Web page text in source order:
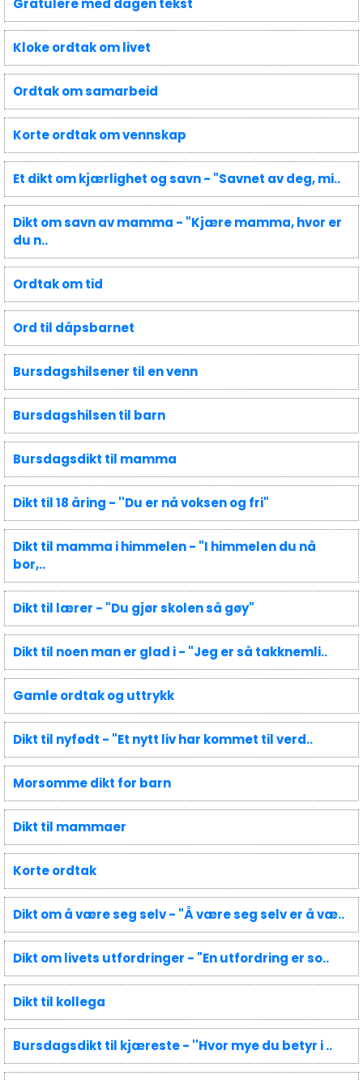
Gratulere med dagen tekst
Kloke ordtak om livet
Ordtak om samarbeid
Korte ordtak om vennskap
Et dikt om kjærlighet og savn - "Savnet av deg, mi..
Dikt om savn av mamma - "Kjære mamma, hvor er
du n..
Ordtak om tid
Ord til dåpsbarnet
Bursdagshilsener til en venn
Bursdagshilsen til barn
Bursdagsdikt til mamma
Dikt til 18 åring - ''Du er nå voksen og fri"
Dikt til mamma i himmelen - "I himmelen du nå
bor,..
Dikt til lærer - "Du gjør skolen så gøy"
Dikt til noen man er glad i - "Jeg er så takknemli..
Gamle ordtak og uttrykk
Dikt til nyfødt - "Et nytt liv har kommet til verd..
Morsomme dikt for barn
Dikt til mammaer
Korte ordtak
Dikt om å være seg selv - "Å være seg selv er å væ..
Dikt om livets utfordringer - "En utfordring er so..
Dikt til kollega
Bursdagsdikt til kjæreste - ''Hvor mye du betyr i ..